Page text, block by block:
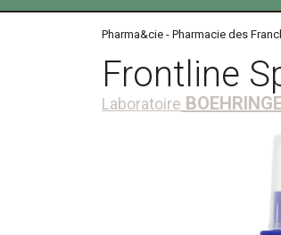
Pharma&cie - Pharmacie des
Frontline
Laboratoire